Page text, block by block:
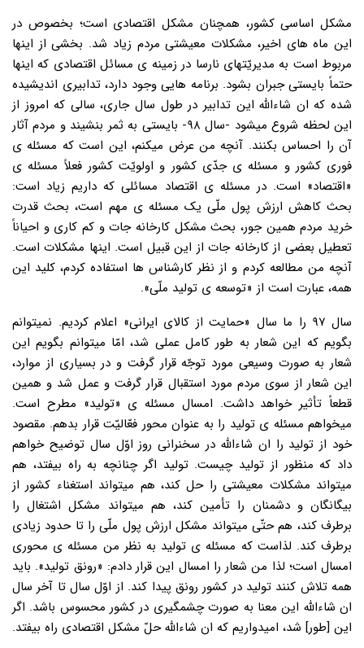
مشکل اساسی کشور، همچنان مشکل اقتصادی است؛ بخصوص در
این ماه های اخیر، مشکلات معیشتی مردم زیاد شد. بخشی از اینها
مربوط است به مدیریّتهای نارسا در زمینه ی مسائل اقتصادی که اینها
حتماً بایستی جبران بشود. برنامه هایی وجود دارد، تدابیری اندیشیده
شده که ان شاءالله این تدابیر در طول سال جاری، سالی که امروز از
این لحظه شروع میشود -سال ۹۸- بایستی به ثمر بنشیند و مردم آثار
آن را احساس بکنند. آنچه من عرض میکنم، این است که مسئله ی
فوری کشور و مسئله ی جدّی کشور و اولویّت کشور فعلاً مسئله ی
«اقتصاد» است. در مسئله ی اقتصاد مسائلی که داریم زیاد است:
بحث کاهش ارزش پول ملّی یک مسئله ی مهم است، بحث قدرت
خرید مردم همین جور، بحث مشکل کارخانه جات و کم کاری و احیاناً
تعطیل بعضی از کارخانه جات از این قبیل است. اینها مشکلات است.
آنچه من مطالعه کردم و از نظر کارشناس ها استفاده کردم، کلید این
همه، عبارت است از «توسعه ی تولید ملّی».
سال ۹۷ را ما سال «حمایت از کالای ایرانی» اعلام کردیم. نمیتوانم
بگویم که این شعار به طور کامل عملی شد، امّا میتوانم بگویم این
شعار به صورت وسیعی مورد توجّه قرار گرفت و در بسیاری از موارد،
این شعار از سوی مردم مورد استقبال قرار گرفت و عمل شد و همین
قطعاً تأثیر خواهد داشت. امسال مسئله ی «تولید» مطرح است.
میخواهم مسئله ی تولید را به عنوان محور فعّالیّت قرار بدهم. مقصود
خود از تولید را ان شاءالله در سخنرانی روز اوّل سال توضیح خواهم
داد که منظور از تولید چیست. تولید اگر چنانچه به راه بیفتد، هم
میتواند مشکلات معیشتی را حل کند، هم میتواند استغناء کشور از
بیگانگان و دشمنان را تأمین کند، هم میتواند مشکل اشتغال را
برطرف کند، هم حتّی میتواند مشکل ارزش پول ملّی را تا حدود زیادی
برطرف کند. لذاست که مسئله ی تولید به نظر من مسئله ی محوری
امسال است؛ لذا من شعار را امسال این قرار دادم: «رونق تولید». باید
همه تلاش کنند تولید در کشور رونق پیدا کند. از اوّل سال تا آخر سال
ان شاءالله این معنا به صورت چشمگیری در کشور محسوس باشد. اگر
این [طور] شد، امیدواریم که ان شاءالله حلّ مشکل اقتصادی راه بیفتد.